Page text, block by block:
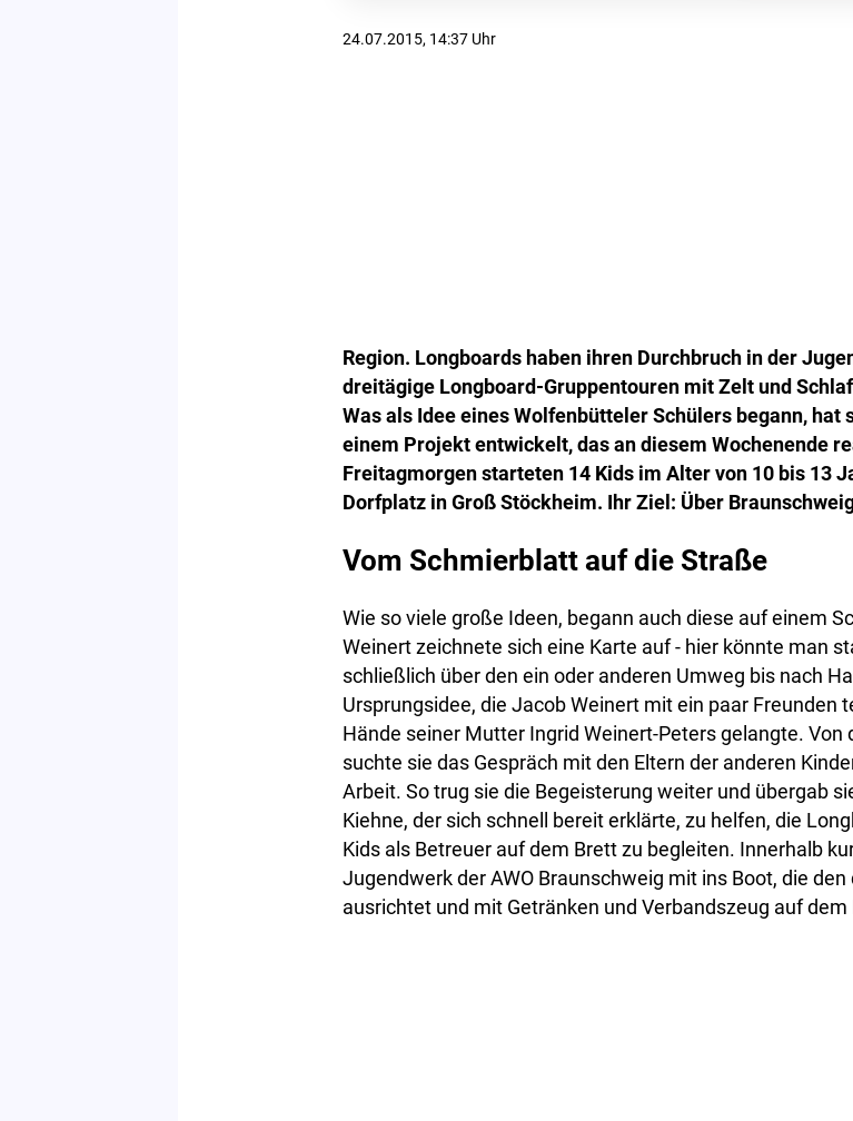
24.07.2015, 14:37 Uhr
Region. Longboards haben ihren Durchbruch in der
dreitägige Longboard-Gruppentouren mit Zelt und
Was als Idee eines Wolfenbütteler Schülers begann, hat
einem Projekt entwickelt, das an diesem Wochenende
Freitagmorgen starteten 14 Kids im Alter von 10 bis 13
Dorfplatz in Groß Stöckheim. Ihr Ziel: Über
Vom Schmierblatt auf die Straße
Wie so viele große Ideen, begann auch diese auf einem
Weinert zeichnete sich eine Karte auf - hier könnte man
schließlich über den ein oder anderen Umweg bis nach
Ursprungsidee, die Jacob Weinert mit ein paar Freunden
Hände seiner Mutter Ingrid Weinert-Peters gelangte. Von
suchte sie das Gespräch mit den Eltern der anderen
Arbeit. So trug sie die Begeisterung weiter und übergab
Kiehne, der sich schnell bereit erklärte, zu helfen, die
Kids als Betreuer auf dem Brett zu begleiten. Innerhalb
Jugendwerk der AWO Braunschweig mit ins Boot, die
ausrichtet und mit Getränken und Verbandszeug auf